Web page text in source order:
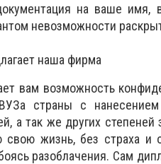
на ваше имя,
невозможности
наша фирма
вам возможность
страны с
а так же других
свою жизнь, без страха и
разоблачения. Сам